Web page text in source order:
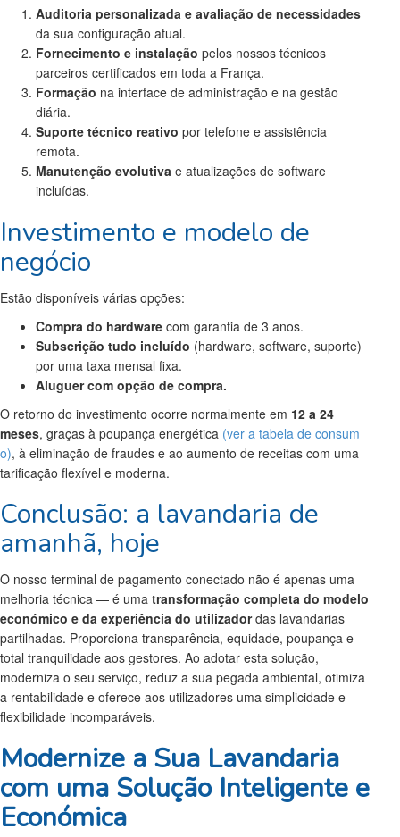
Auditoria personalizada e avaliação de necessidades
da sua configuração atual.
Fornecimento e instalação pelos nossos técnicos
parceiros certificados em toda a França.
Formação na interface de administração e na gestão
diária.
Suporte técnico reativo por telefone e assistência
remota.
Manutenção evolutiva e atualizações de software
incluídas.
Investimento e modelo de
negócio
Estão disponíveis várias opções:
Compra do hardware com garantia de 3 anos.
Subscrição tudo incluído (hardware, software, suporte)
por uma taxa mensal fixa.
Aluguer com opção de compra.
O retorno do investimento ocorre normalmente em 12 a 24
meses, graças à poupança energética (ver a tabela de consum
o), à eliminação de fraudes e ao aumento de receitas com uma
tarificação flexível e moderna.
Conclusão: a lavandaria de
amanhã, hoje
O nosso terminal de pagamento conectado não é apenas uma
melhoria técnica — é uma transformação completa do modelo
económico e da experiência do utilizadordas lavandarias
partilhadas. Proporciona transparência, equidade, poupança e
total tranquilidade aos gestores. Ao adotar esta solução,
moderniza o seu serviço, reduz a sua pegada ambiental, otimiza
a rentabilidade e oferece aos utilizadores uma simplicidade e
flexibilidade incomparáveis.
Modernize a Sua Lavandaria
com uma Solução Inteligente e
Económica